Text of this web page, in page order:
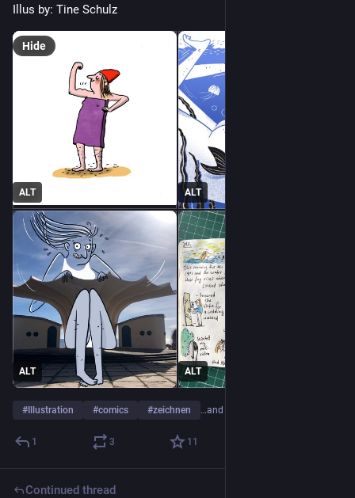
Illus by: Tine Schulz
ALT ALT
ALT ALT
Hide
# Illustration #comics #zeichnen …and 3 more
1 3 11
Continued thread